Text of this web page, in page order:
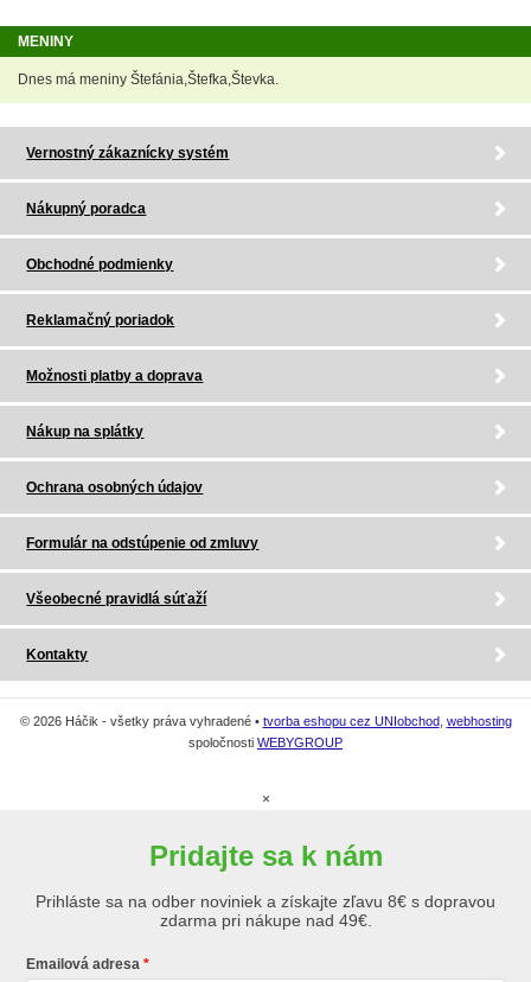
MENINY
Dnes má meniny Štefánia,Štefka,Števka.
Vernostný zákaznícky systém
Nákupný poradca
Obchodné podmienky
Reklamačný poriadok
Možnosti platby a doprava
Nákup na splátky
Ochrana osobných údajov
Formulár na odstúpenie od zmluvy
Všeobecné pravidlá súťaží
Kontakty
© 2026 Háčik - všetky práva vyhradené • tvorba eshopu cez UNIobchod webhosting
spoločnosti WEBYGROUP
×
Pridajte sa k nám
Prihláste sa na odber noviniek a získajte zľavu 8€ s dopravou
zdarma pri nákupe nad 49€.
Emailová adresa